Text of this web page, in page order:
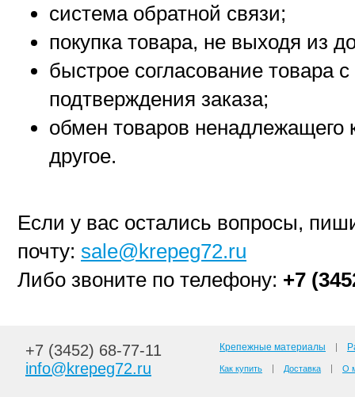
система обратной связи;
покупка товара, не выходя из
быстрое согласование товара
подтверждения заказа;
обмен товаров ненадлежащего
другое.
Если у вас остались вопросы,
почту: sale@krepeg72.ru
Либо звоните по телефону: +7
+7 (3452) 68-77-11
info@krepeg72.ru
Крепежные материалы
Как купить Доставка О